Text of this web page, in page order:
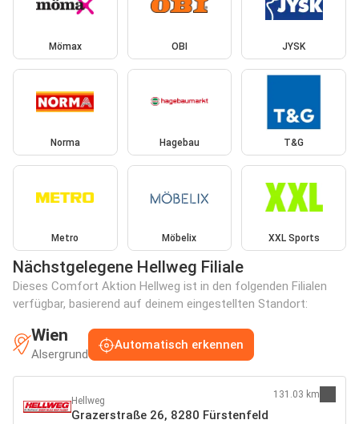
Mömax OBI JYSK
Norma Hagebau T&G
Metro Möbelix XXL Sports
Nächstgelegene Hellweg Filiale
Dieses Comfort Aktion Hellweg ist in den folgenden Filialen
verfügbar, basierend auf deinem eingestellten Standort:
Wien
Alsergrund
Automatisch erkennen
Hellweg
Grazerstraße 26, 8280 Fürstenfeld
131.03 km